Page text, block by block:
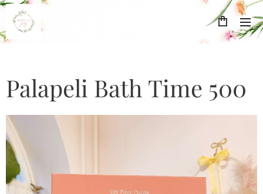
Palapeli Bath Time 500